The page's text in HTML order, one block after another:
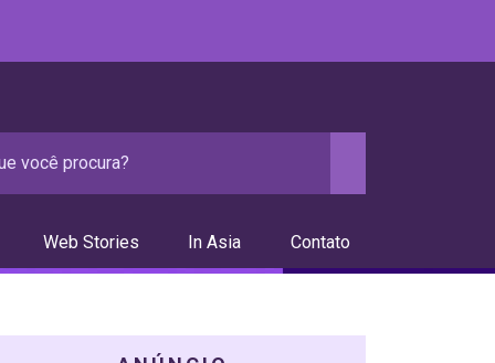
Web Stories In Asia Contato